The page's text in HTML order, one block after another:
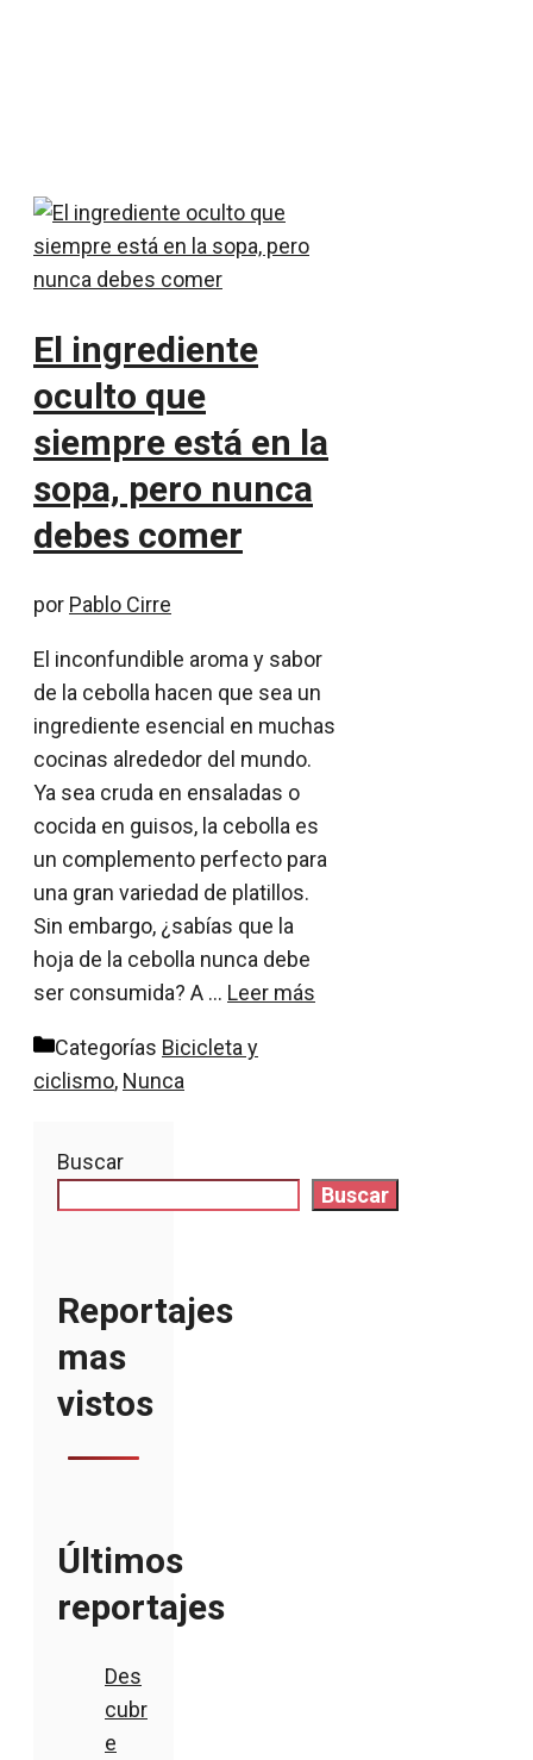
El ingrediente
oculto que
siempre está en la
sopa, pero nunca
debes comer
por Pablo Cirre
El inconfundible aroma y sabor
de la cebolla hacen que sea un
ingrediente esencial en muchas
cocinas alrededor del mundo.
Ya sea cruda en ensaladas o
cocida en guisos, la cebolla es
un complemento perfecto para
una gran variedad de platillos.
Sin embargo, ¿sabías que la
hoja de la cebolla nunca debe
ser consumida? A … Leer más
Categorías Bicicleta y
ciclismo, Nunca
Buscar
Buscar
Reportajes
mas
vistos
Últimos
reportajes
Des
cubr
e